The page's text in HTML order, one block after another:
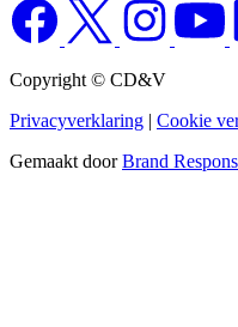
Copyright © CD&V
Privacyverklaring | Cookie
Gemaakt doorBrand